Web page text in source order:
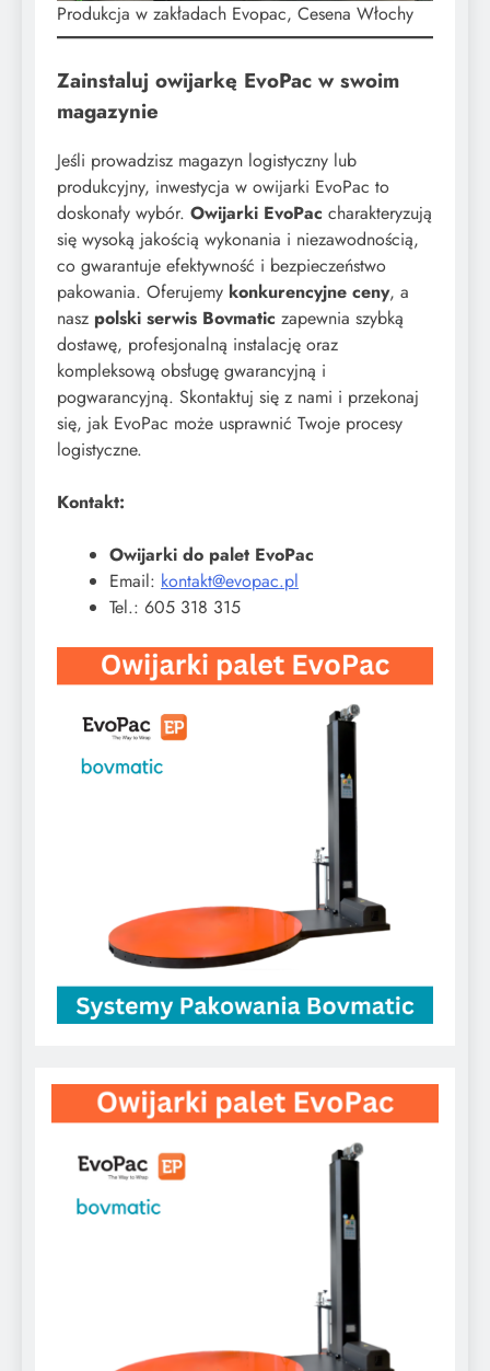
Produkcja w zakładach Evopac, Cesena Włochy
Zainstaluj owijarkę EvoPac w swoim
magazynie
Jeśli prowadzisz magazyn logistyczny lub
produkcyjny, inwestycja w owijarki EvoPac to
doskonały wybór. Owijarki EvoPac charakteryzują
się wysoką jakością wykonania i niezawodnością,
co gwarantuje efektywność i bezpieczeństwo
pakowania. Oferujemy konkurencyjne ceny, a
nasz polski serwis Bovmatic zapewnia szybką
dostawę, profesjonalną instalację oraz
kompleksową obsługę gwarancyjną i
pogwarancyjną. Skontaktuj się z nami i przekonaj
się, jak EvoPac może usprawnić Twoje procesy
logistyczne.
Kontakt:
Owijarki do palet EvoPac
Email: kontakt@evopac.pl
Tel.: 605 318 315